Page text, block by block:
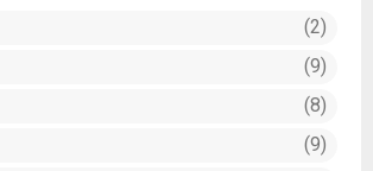
2
9
8
9